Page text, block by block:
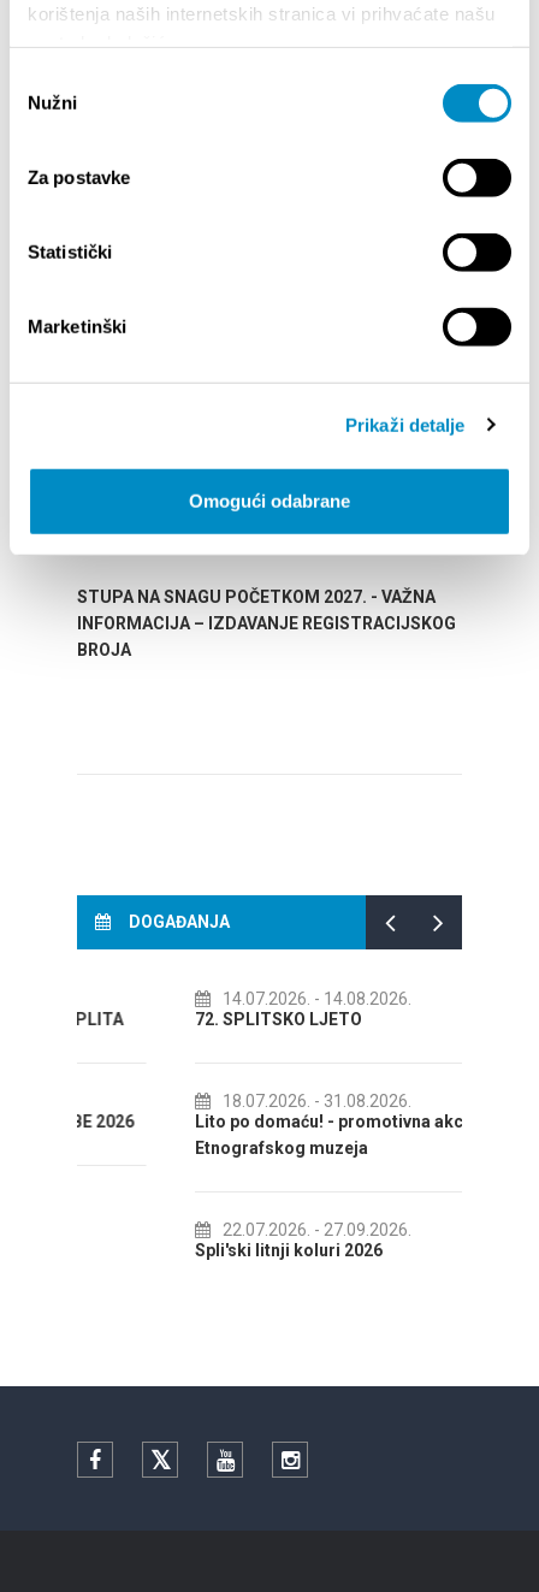
korištenja naših internetskih stranica vi prihvaćate našu
pristanka
Nužni
Za postavke
Statistički
Marketinški
Prikaži detalje
Omogući odabrane
Welcome to Žnjan – Split’s new open-air living
room!
ISTAKNUTO
STUPA NA SNAGU POČETKOM 2027. - VAŽNA
INFORMACIJA – IZDAVANJE REGISTRACIJSKOG
BROJA
DOGAĐANJA
14.07.2026.
- 14.08.2026.
72. SPLITSKO LJETO
18.07.2026.
- 31.08.2026.
Lito po domaću! - promotivna akcija
Etnografskog muzeja
22.07.2026.
- 27.09.2026.
Spli'ski litnji koluri 2026
Facebook TwitterYouTubeInstagram